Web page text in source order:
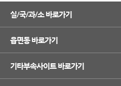
실/국/과/소 바로가기
읍면동 바로가기
기타부속사이트 바로가기